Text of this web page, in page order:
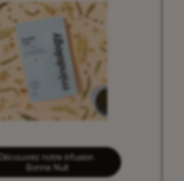
Découvrez notre infusion
Bonne Nuit